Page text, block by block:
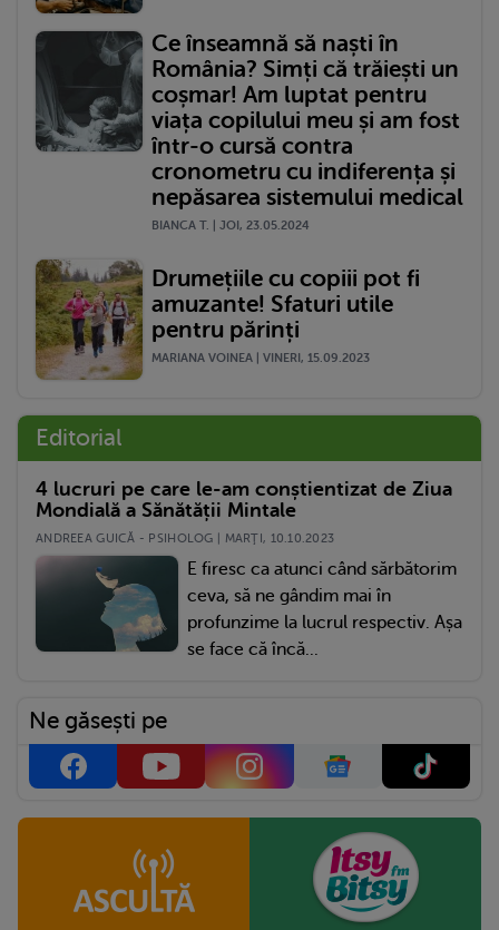
Ce înseamnă să naști în
România? Simți că trăiești un
coșmar! Am luptat pentru
viața copilului meu și am fost
într-o cursă contra
cronometru cu indiferența și
nepăsarea sistemului medical
BIANCA T. | JOI, 23.05.2024
Drumețiile cu copiii pot fi
amuzante! Sfaturi utile
pentru părinți
MARIANA VOINEA | VINERI, 15.09.2023
Editorial
4 lucruri pe care le-am conștientizat de Ziua
Mondială a Sănătății Mintale
ANDREEA GUICĂ - PSIHOLOG | MARŢI, 10.10.2023
E firesc ca atunci când sărbătorim
ceva, să ne gândim mai în
profunzime la lucrul respectiv. Așa
se face că încă...
Ne găsești pe